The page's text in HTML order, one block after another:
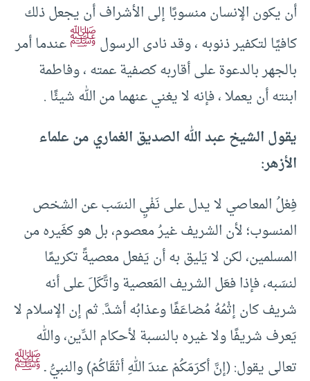
أن يكون الإنسان منسوبًا إلى الأشراف أن يجعل ذلك
كافيًا لتكفير ذنوبه ، وقد نادى الرسولﷺعندما أمر
بالجهر بالدعوة على أقاربه كصفية عمته ، وفاطمة
ابنته أن يعملا ، فإنه لا يغني عنهما من الله شيئًا .
يقول الشيخ عبد الله الصديق الغماري من علماء
الأزهر:
فِعْلُ المعاصي لا يدل على نَفْيِ النسَب عن الشخص
المنسوب؛ لأن الشريف غيرُ معصوم، بل هو كغَيره من
المسلمين، لكن لا يَليق به أن يَفعل معصيةً تكريمًا
لنسَبه، فإذا فعَل الشريف المَعصية واتَّكَلَ على أنه
شريف كان إثْمُهُ مُضاعَفًا وعذابُه أشدَّ. ثم إن الإسلام لا
يَعرف شريفًا ولا غيره بالنسبة لأحكام الدِّين، والله
تعالى يقول: (إنَّ أكرَمَكُمْ عندَ اللهِ أتْقَاكُمْ) والنبيُّ ـﷺ